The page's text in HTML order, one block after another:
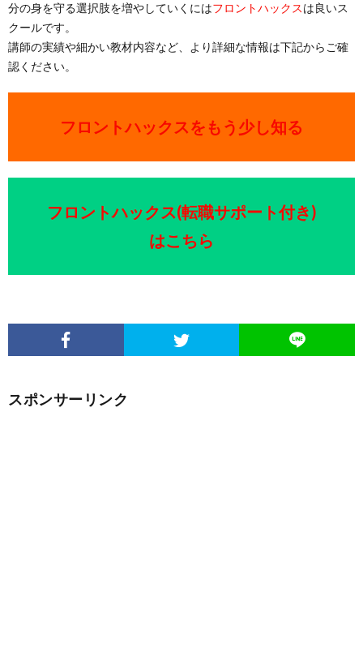
分の身を守る選択肢を増やしていくにはフロントハックスは良いス
クールです。
講師の実績や細かい教材内容など、より詳細な情報は下記からご確
認ください。
フロントハックスをもう少し知る
フロントハックス(転職サポート付き)
はこちら
スポンサーリンク